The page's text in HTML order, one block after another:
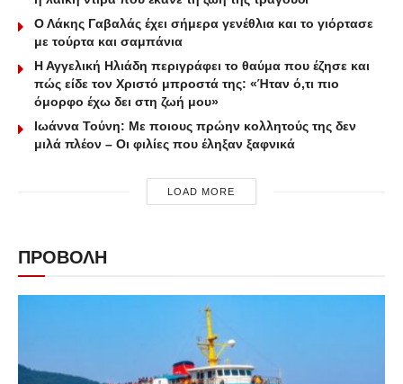
Ο Λάκης Γαβαλάς έχει σήμερα γενέθλια και το γιόρτασε
με τούρτα και σαμπάνια
Η Αγγελική Ηλιάδη περιγράφει το θαύμα που έζησε και
πώς είδε τον Χριστό μπροστά της: «Ήταν ό,τι πιο
όμορφο έχω δει στη ζωή μου»
Ιωάννα Τούνη: Με ποιους πρώην κολλητούς της δεν
μιλά πλέον – Οι φιλίες που έληξαν ξαφνικά
LOAD MORE
ΠΡΟΒΟΛΗ